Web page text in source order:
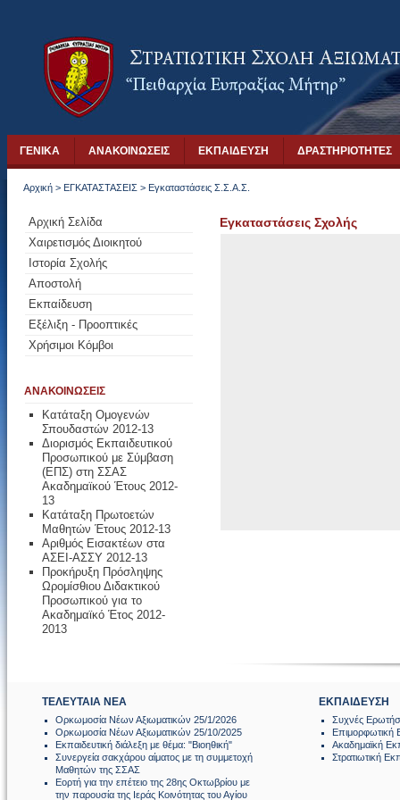
ΓΕΝΙΚΑ ΑΝΑΚΟΙΝΩΣΕΙΣ ΕΚΠΑΙΔΕΥΣΗ ΔΡΑΣΤΗΡΙΟΤΗΤΕΣ
Αρχική > ΕΓΚΑΤΑΣΤΑΣΕΙΣ > Εγκαταστάσεις Σ.Σ.Α.Σ.
Αρχική Σελίδα
Χαιρετισμός Διοικητού
Ιστορία Σχολής
Αποστολή
Εκπαίδευση
Εξέλιξη - Προοπτικές
Χρήσιμοι Κόμβοι
ΑΝΑΚΟΙΝΩΣΕΙΣ
Κατάταξη Ομογενών
Σπουδαστών 2012-13
Διορισμός Εκπαιδευτικού
Προσωπικού με Σύμβαση
(ΕΠΣ) στη ΣΣΑΣ
Ακαδημαϊκού Έτους 2012-
13
Κατάταξη Πρωτοετών
Μαθητών Έτους 2012-13
Αριθμός Εισακτέων στα
ΑΣΕΙ-ΑΣΣΥ 2012-13
Προκήρυξη Πρόσληψης
Ωρομίσθιου Διδακτικού
Προσωπικού για το
Ακαδημαϊκό Έτος 2012-
2013
Εγκαταστάσεις Σχολής
ΤΕΛΕΥΤΑΙΑ ΝΕΑ
Ορκωμοσία Νέων Αξιωματικών 25/1/2026
Ορκωμοσία Νέων Αξιωματικών 25/10/2025
Εκπαιδευτική διάλεξη με θέμα: "Βιοηθική"
Συνεργεία σακχάρου αίματος με τη συμμετοχή
Μαθητών της ΣΣΑΣ
Εορτή για την επέτειο της 28ης Οκτωβρίου με
την παρουσία της Ιεράς Κοινότητας του Αγίου
ΕΚΠΑΙΔΕΥΣΗ
Συχνές
Επιμορφωτική
Ακαδημαϊκή
Στρατιωτική